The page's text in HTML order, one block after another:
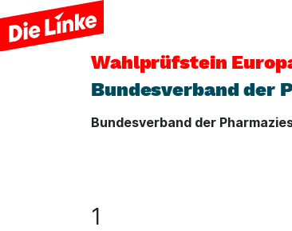
Wahlprüfstein
Bundesverband der
Bundesverband der
1